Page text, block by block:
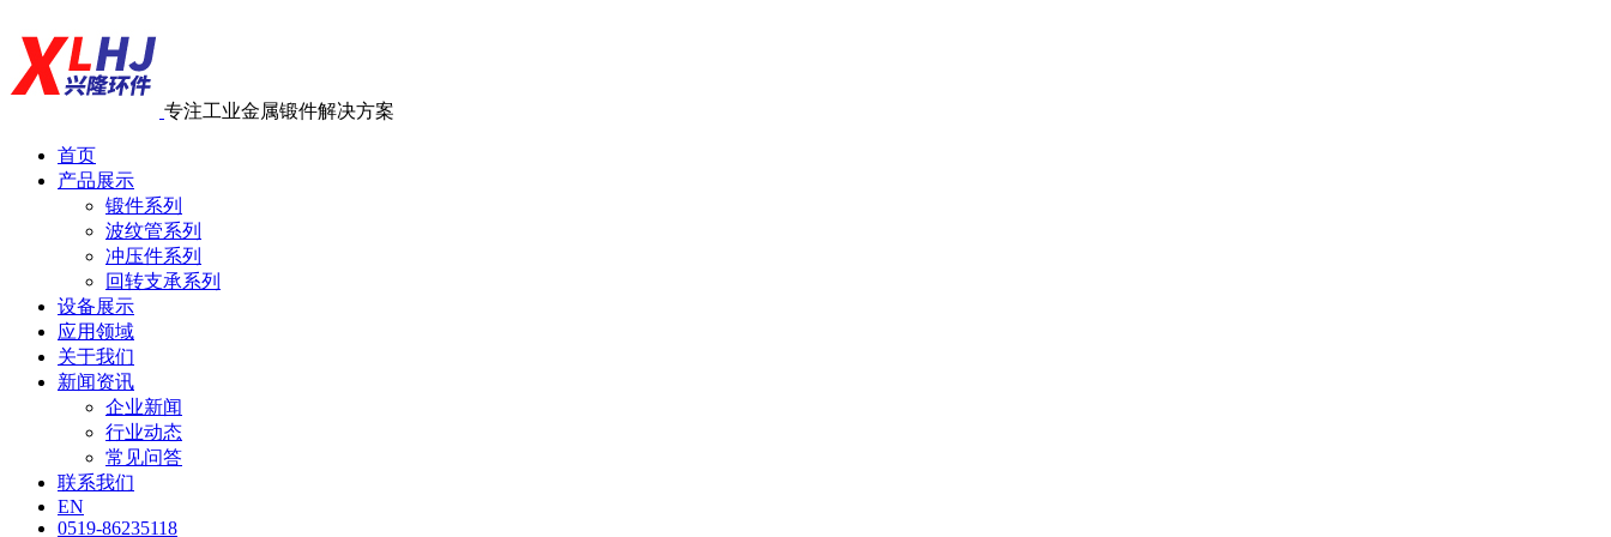
专注工业金属锻件解决方案
首页
产品展示
锻件系列
波纹管系列
冲压件系列
回转支承系列
设备展示
应用领域
关于我们
新闻资讯
企业新闻
行业动态
常见问答
联系我们
EN
0519-86235118